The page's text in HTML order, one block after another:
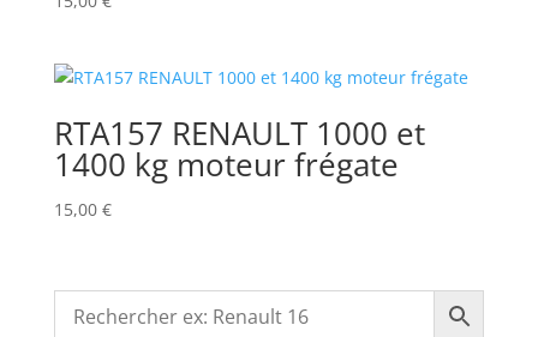
RTA157 RENAULT 1000 et
1400 kg moteur frégate
15,00 €